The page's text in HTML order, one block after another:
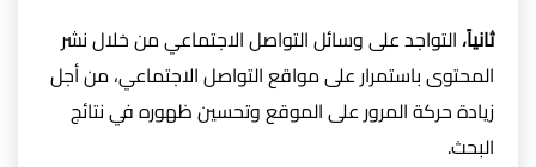
ثانياً،التواجد على وسائل التواصل الاجتماعي من خلال نشر
المحتوى باستمرار على مواقع التواصل الاجتماعي، من أجل
زيادة حركة المرور على الموقع وتحسين ظهوره في نتائج
البحث.